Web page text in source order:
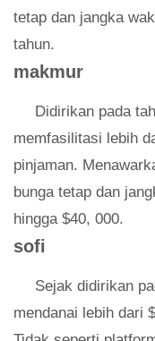
tetap dan jangka
tahun.
makmur
Didirikan pada
memfasilitasi lebih
pinjaman.
bunga tetap dan
hingga $40, 000.
sofi
Sejak didirikan
mendanai lebih dari